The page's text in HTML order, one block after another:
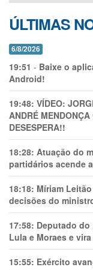
ÚLTIMAS
6/8/2026
19:51 - Baixe o
Android!
19:48: VÍDEO:
ANDRÉ
DESESPERA!!
18:28: Atuação do
partidários acende
18:18: Míriam
decisões do
17:58: Deputado do
Lula e Moraes e
15:55: Exército